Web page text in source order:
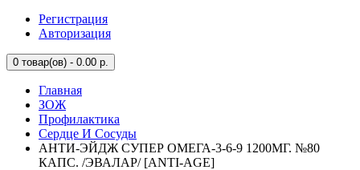
Регистрация
Авторизация
0 товар(ов) - 0.00 р.
Главная
ЗОЖ
Профилактика
Сердце И Сосуды
АНТИ-ЭЙДЖ СУПЕР ОМЕГА-3-6-9 1200МГ. №80
КАПС. /ЭВАЛАР/ [ANTI-AGE]